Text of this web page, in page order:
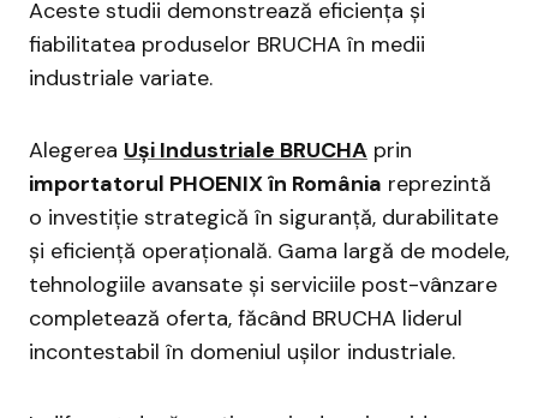
Aceste studii demonstrează eficiența și
fiabilitatea produselor BRUCHA în medii
industriale variate.
Alegerea Uși Industriale BRUCHA prin
importatorul PHOENIX în România reprezintă
o investiție strategică în siguranță, durabilitate
și eficiență operațională. Gama largă de modele,
tehnologiile avansate și serviciile post-vânzare
completează oferta, făcând BRUCHA liderul
incontestabil în domeniul ușilor industriale.